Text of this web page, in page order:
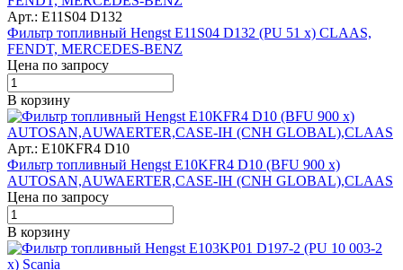
Арт.: E11S04 D132
Фильтр топливный Hengst E11S04 D132 (PU 51 x) CLAAS,
FENDT, MERCEDES-BENZ
Цена по запросу
В корзину
Арт.: E10KFR4 D10
Фильтр топливный Hengst E10KFR4 D10 (BFU 900 x)
AUTOSAN,AUWAERTER,CASE-IH (CNH GLOBAL),CLAAS
Цена по запросу
В корзину